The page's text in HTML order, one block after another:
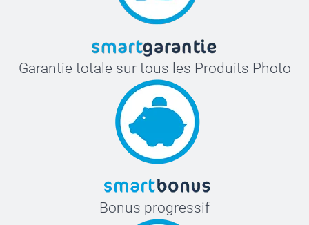
Garantie totale sur tous les Produits Photo
Bonus progressif